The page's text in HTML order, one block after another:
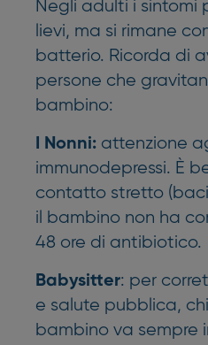
Negli adulti i sintomi
lievi, ma si rimane
batterio. Ricorda di
persone che
bambino:
I Nonni: attenzione
immunodepressi. È
contatto stretto
il bambino non ha
48 ore di antibiotico.
Babysitter: per
e salute pubblica,
bambino va sempre